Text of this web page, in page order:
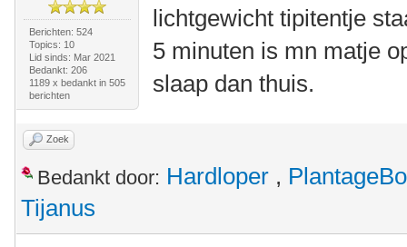
Berichten: 524
Topics: 10
Lid sinds: Mar 2021
Bedankt: 206
1189 x bedankt in 505
berichten
lichtgewicht tipitentje
5 minuten is mn matje
slaap dan thuis.
Zoek
Bedankt door: Hardloper ,
Tijanus